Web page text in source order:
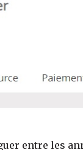
entre les